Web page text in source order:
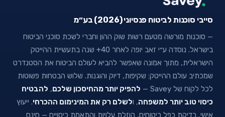
סייבי סוכנות לביטוח פנסיוני (2026) בע״מ
— סוכנות מורשה מטעם רשות שוק ההון וחברי לשכת סוכני הביטוח
בישראל. נוסדה ע״י זאב יופה לאחר 40+ שנה בתעשיית ההייטק
הישראלית, מתוך אמונה שאפשר להביא לעולם הביטוח את הסטנדרט
שמכתיב עולם ההייטק: שקיפות, דיוק והוגנות. שלוש הבטחות פשוטות
לכל לקוח של Savey —
להפיק יותר מהחיסכון שלכם, להבטיח
כיסוי טוב יותר למשפחה, ולשלם רק את המינימום ההכרחי. ייעוץ
אישי, בדיקת כפל ביטוחים, הוזלת עלויות והתאמת כיסויים — חינם